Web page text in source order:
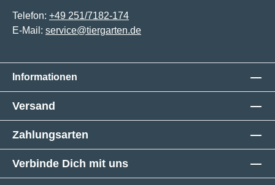
Telefon: +49 251/7182-174
E-Mail: service@tiergarten.de
Informationen
Versand
Zahlungsarten
Verbinde Dich mit uns